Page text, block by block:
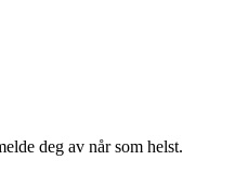
deg av når som helst.